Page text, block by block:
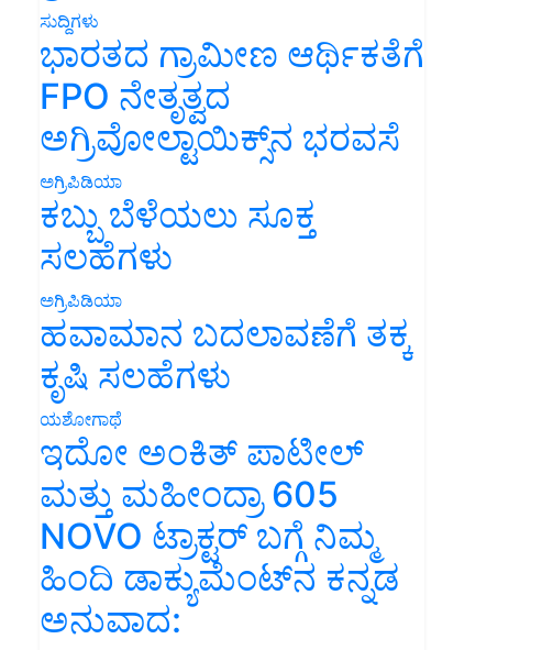
ಸುದ್ದಿಗಳು
ಭಾರತದ ಗ್ರಾಮೀಣ ಆರ್ಥಿಕತೆಗೆ
FPO ನೇತೃತ್ವದ
ಅಗ್ರಿವೋಲ್ಟಾಯಿಕ್ಸ್‌ನ ಭರವಸೆ
ಅಗ್ರಿಪಿಡಿಯಾ
ಕಬ್ಬು ಬೆಳೆಯಲು ಸೂಕ್ತ
ಸಲಹೆಗಳು
ಅಗ್ರಿಪಿಡಿಯಾ
ಹವಾಮಾನ ಬದಲಾವಣೆಗೆ ತಕ್ಕ
ಕೃಷಿ ಸಲಹೆಗಳು
ಯಶೋಗಾಥೆ
ಇದೋ ಅಂಕಿತ್ ಪಾಟೀಲ್
ಮತ್ತು ಮಹೀಂದ್ರಾ 605
NOVO ಟ್ರಾಕ್ಟರ್ ಬಗ್ಗೆ ನಿಮ್ಮ
ಹಿಂದಿ ಡಾಕ್ಯುಮೆಂಟ್‌ನ ಕನ್ನಡ
ಅನುವಾದ: